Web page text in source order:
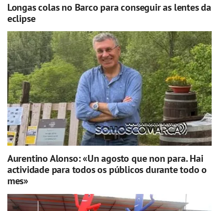
Longas colas no Barco para conseguir as lentes da
eclipse
Aurentino Alonso: «Un agosto que non para. Hai
actividade para todos os públicos durante todo o
mes»